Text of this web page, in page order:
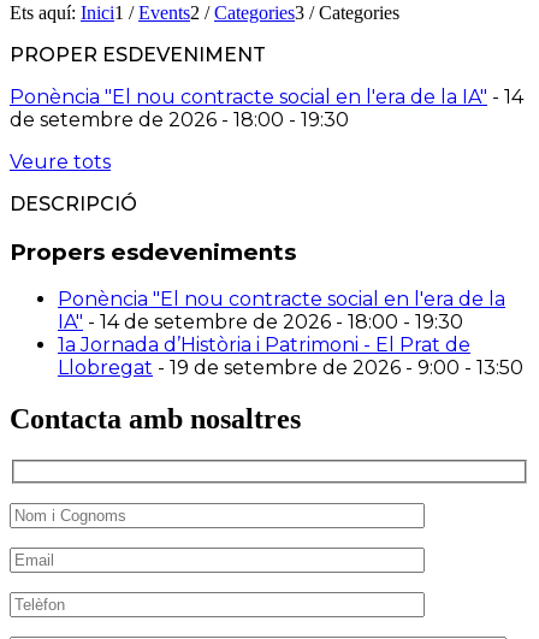
Ets aquí: Inici1 / Events2 / Categories3 / Categories
PROPER ESDEVENIMENT
Ponència "El nou contracte social en l'era de la IA" - 14
de setembre de 2026 - 18:00 - 19:30
Veure tots
DESCRIPCIÓ
Propers esdeveniments
Ponència "El nou contracte social en l'era de la
IA" - 14 de setembre de 2026 - 18:00 - 19:30
1a Jornada d’Història i Patrimoni - El Prat de
Llobregat - 19 de setembre de 2026 - 9:00 - 13:50
Contacta amb nosaltres